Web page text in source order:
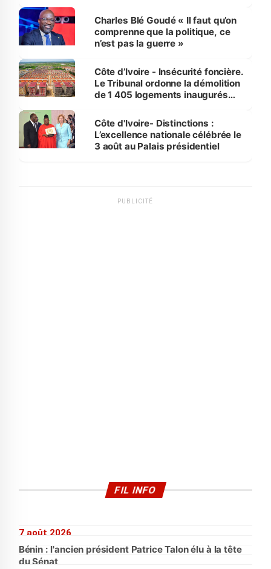
Charles Blé Goudé « Il faut qu’on
comprenne que la politique, ce
n’est pas la guerre »
Côte d’Ivoire - Insécurité foncière.
Le Tribunal ordonne la démolition
de 1 405 logements inaugurés
Bassam
Côte d'Ivoire- Distinctions :
L’excellence nationale célébrée le
3 août au Palais présidentiel
PUBLICITÉ
FIL INFO
7 août 2026
Bénin : l'ancien président Patrice Talon élu à la tête
du Sénat